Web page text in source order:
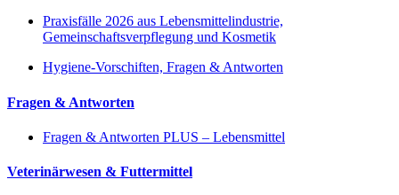
Praxisfälle 2026 aus Lebensmittelindustrie,
Gemeinschaftsverpflegung und Kosmetik
Hygiene-Vorschiften, Fragen & Antworten
Fragen & Antworten
Fragen & Antworten PLUS – Lebensmittel
Veterinärwesen & Futtermittel